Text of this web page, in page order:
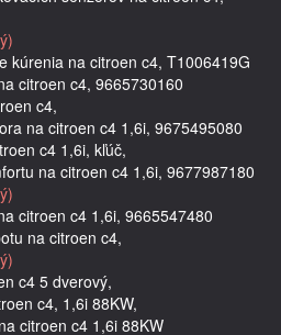
kúrenia na citroen c4, T1006419G
citroen c4, 9665730160
c4,
na citroen c4 1,6i, 9675495080
c4 1,6i, kľúč,
na citroen c4 1,6i, 9677987180
citroen c4 1,6i, 9665547480
na citroen c4,
c4 5 dverový,
c4, 1,6i 88KW,
citroen c4 1,6i 88KW